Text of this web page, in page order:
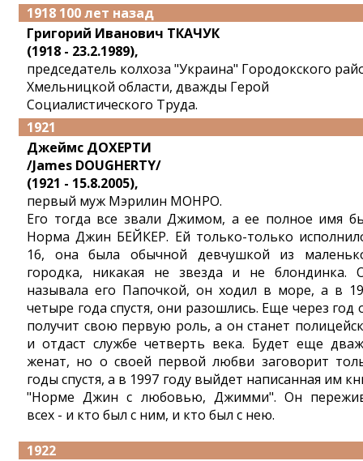
1918 100 лет назад
Григорий Иванович ТКАЧУК
(1918 - 23.2.1989),
председатель колхоза "Украина" Городокского
Хмельницкой области, дважды Герой
Социалистического Труда.
1921
Джеймc ДОХЕРТИ
/James DOUGHERTY/
(1921 - 15.8.2005),
первый муж Мэрилин МОНРО.
Его тогда все звали Джимом, а ее полное имя
Норма Джин БЕЙКЕР. Ей только-только
16, она была обычной девчушкой из
городка, никакая не звезда и не блондинка.
называла его Папочкой, он ходил в море, а в
четыре года спустя, они разошлись. Еще через год
получит свою первую роль, а он станет
и отдаст службе четверть века. Будет еще
женат, но о своей первой любви заговорит
годы спустя, а в 1997 году выйдет написанная им
"Норме Джин с любовью, Джимми". Он
всех - и кто был с ним, и кто был с нею.
1922